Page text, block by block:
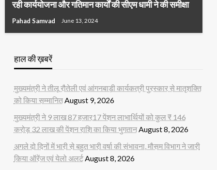
रही कार्ययोजना और गतिमान कार्यों की सीएम धामी ने की समीक्षा
Pahad Samvad June 13, 2024
हाल की ख़बरें
मुख्यमंत्री ने तीलू रौतेली एवं आंगनबाड़ी कार्यकत्री पुरस्कार से मातृशक्ति
को किया सम्मानितAugust 9, 2026
मुख्यमंत्री ने 9 लाख 87 हजार17 पेंशन लाभार्थियों को कुल ₹ 146
करोड़ 32 लाख की पेंशन राशि का किया भुगतानAugust 8, 2026
अगले दो दिनों में भारी से बहुत भारी वर्षा की संभावना, मौसम विभाग ने जारी
किया ऑरेंज एवं येलो अलर्टAugust 8, 2026